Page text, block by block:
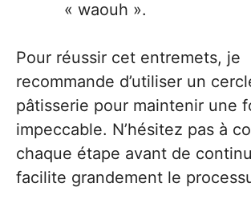
« waouh ».
Pour réussir cet entremets, je
recommande d’utiliser un
pâtisserie pour maintenir une
impeccable. N’hésitez pas à
chaque étape avant de
facilite grandement le